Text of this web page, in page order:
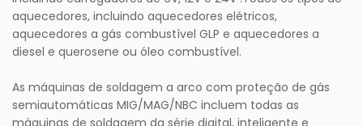
aquecedores, incluindo aquecedores elétricos,
aquecedores a gás combustível GLP e aquecedores a
diesel e querosene ou óleo combustível.
As máquinas de soldagem a arco com proteção de gás
semiautomáticas MIG/MAG/NBC incluem todas as